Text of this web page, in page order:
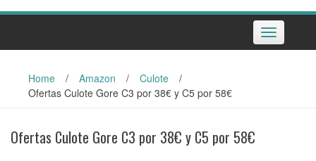
Toggle
navigation
Home / Amazon / Culote
/
Ofertas Culote Gore C3 por 38€ y C5 por 58€
Ofertas Culote Gore C3 por 38€ y C5 por 58€